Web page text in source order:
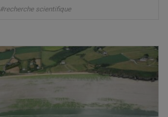
#recherche scientifique